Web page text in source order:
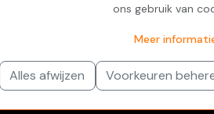
Inloggen
Favorites
ons gebruik van
Meer
Alles afwijzen Voorkeuren